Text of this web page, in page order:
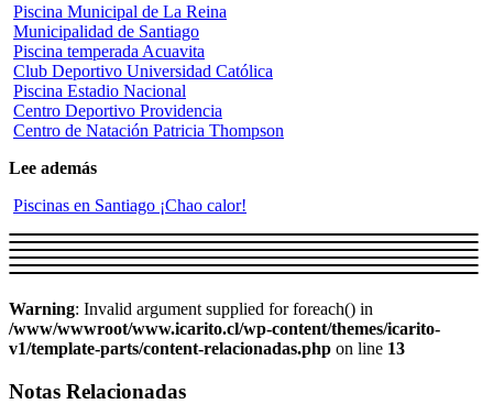
Piscina Municipal de La Reina
Municipalidad de Santiago
Piscina temperada Acuavita
Club Deportivo Universidad Católica
Piscina Estadio Nacional
Centro Deportivo Providencia
Centro de Natación Patricia Thompson
Lee además
Piscinas en Santiago ¡Chao calor!
Warning: Invalid argument supplied for foreach() in
/www/wwwroot/www.icarito.cl/wp-content/themes/icarito-
v1/template-parts/content-relacionadas.php on line 13
Notas Relacionadas